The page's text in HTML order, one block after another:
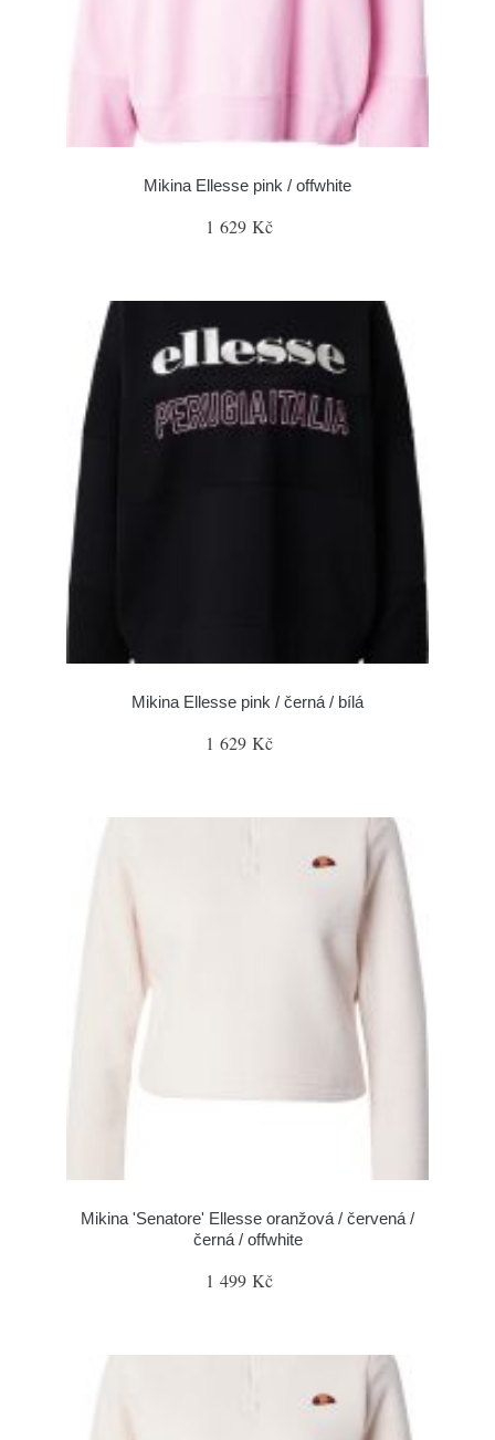
Mikina Ellesse pink / offwhite
1 629 Kč
Mikina Ellesse pink / černá / bílá
1 629 Kč
Mikina 'Senatore' Ellesse oranžová / červená /
černá / offwhite
1 499 Kč